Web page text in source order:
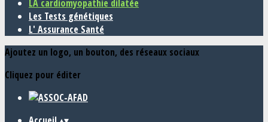
LA cardiomyopathie dilatée
Les Tests génétiques
L' Assurance Santé
Ajoutez un logo, un bouton, des réseaux sociaux
Cliquez pour éditer